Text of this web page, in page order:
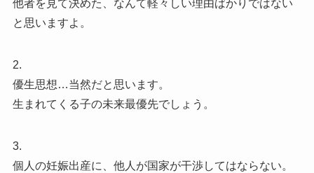
他者を見て決めた、なんて軽々しい理由ばかりではない
と思いますよ。
2.
優生思想…当然だと思います。
生まれてくる子の未来最優先でしょう。
3.
個人の妊娠出産に、他人が国家が干渉してはならない。